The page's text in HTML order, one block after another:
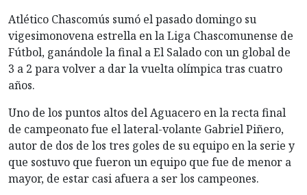
Atlético Chascomús sumó el pasado domingo su
vigesimonovena estrella en la Liga Chascomunense de
Fútbol, ganándole la final a El Salado con un global de
3 a 2 para volver a dar la vuelta olímpica tras cuatro
años.
Uno de los puntos altos del Aguacero en la recta final
de campeonato fue el lateral-volante Gabriel Piñero,
autor de dos de los tres goles de su equipo en la serie y
que sostuvo que fueron un equipo que fue de menor a
mayor, de estar casi afuera a ser los campeones.